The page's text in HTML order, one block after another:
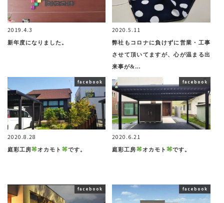
2019.4.3
新年度になりました。
2020.5.11
弊社もコロナに負けずに営業・工事
させて頂いてますが、心が温まる出
来事が&…
facebook
2020.8.28
庭彩工房 オカモト です。
facebook
2020.6.21
庭彩工房 オカモト です。
facebook facebook